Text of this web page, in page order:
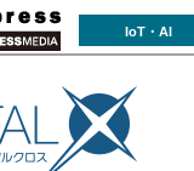
IoT・AI